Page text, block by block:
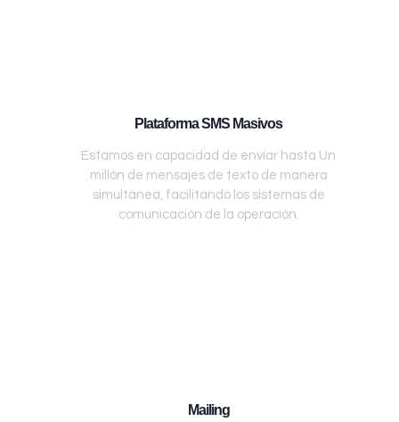
Plataforma SMS Masivos
Estamos en capacidad de enviar hasta Un
millón de mensajes de texto de manera
simultánea, facilitando los sistemas de
comunicación de la operación.
Mailing